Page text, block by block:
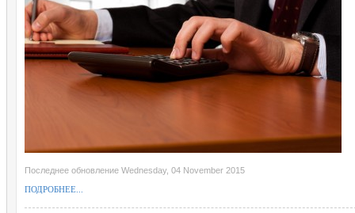
Последнее обновление Wednesday, 04 November 2015
ПОДРОБНЕЕ...